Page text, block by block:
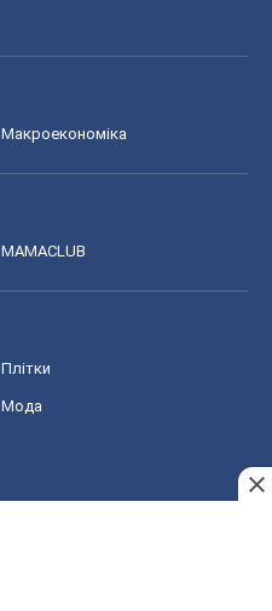
Макроекономіка
MAMACLUB
Плітки
Мода